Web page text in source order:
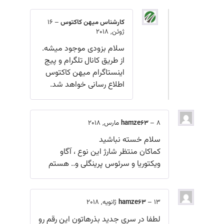
کارشناس میهن کاکتوس–
16
سلام بزودی موجود میشه.
از طریق کانال تلگرام و پیج
اینستاگرام میهن کاکتوس
اطلاع رسانی خواهد شد.
hamze63
سلام خسته نباشید
کماکان منتظر شارژ این نوع ، آگاو
ویکتوریا و سرئوس پرینگلی و.. هستم
hamze63
لطفا در سری جدید بذرهاتون این رقم رو